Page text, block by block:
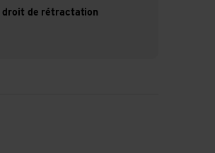
droit de rétractation